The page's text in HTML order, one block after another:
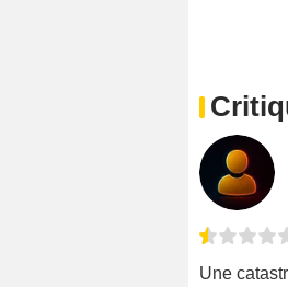
Une